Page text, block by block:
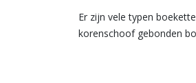
Er zijn vele typen
korenschoof gebonden